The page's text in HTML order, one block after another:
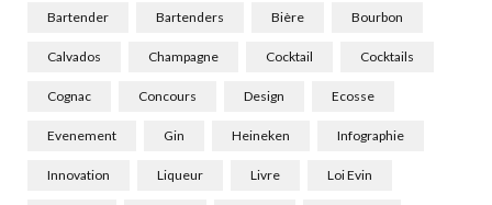
Bartender Bartenders Bière Bourbon
Calvados Champagne Cocktail Cocktails
Cognac Concours Design Ecosse
Evenement Gin Heineken Infographie
Innovation Liqueur Livre Loi Evin